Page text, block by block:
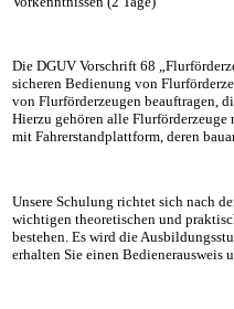
Die DGUV Vorschrift 68
sicheren Bedienung von
von Flurförderzeugen beauftragen,
Hierzu gehören alle Flurförderzeuge
mit Fahrerstandplattform, deren
Unsere Schulung richtet sich nach
wichtigen theoretischen und
bestehen. Es wird die
erhalten Sie einen Bedienerausweis